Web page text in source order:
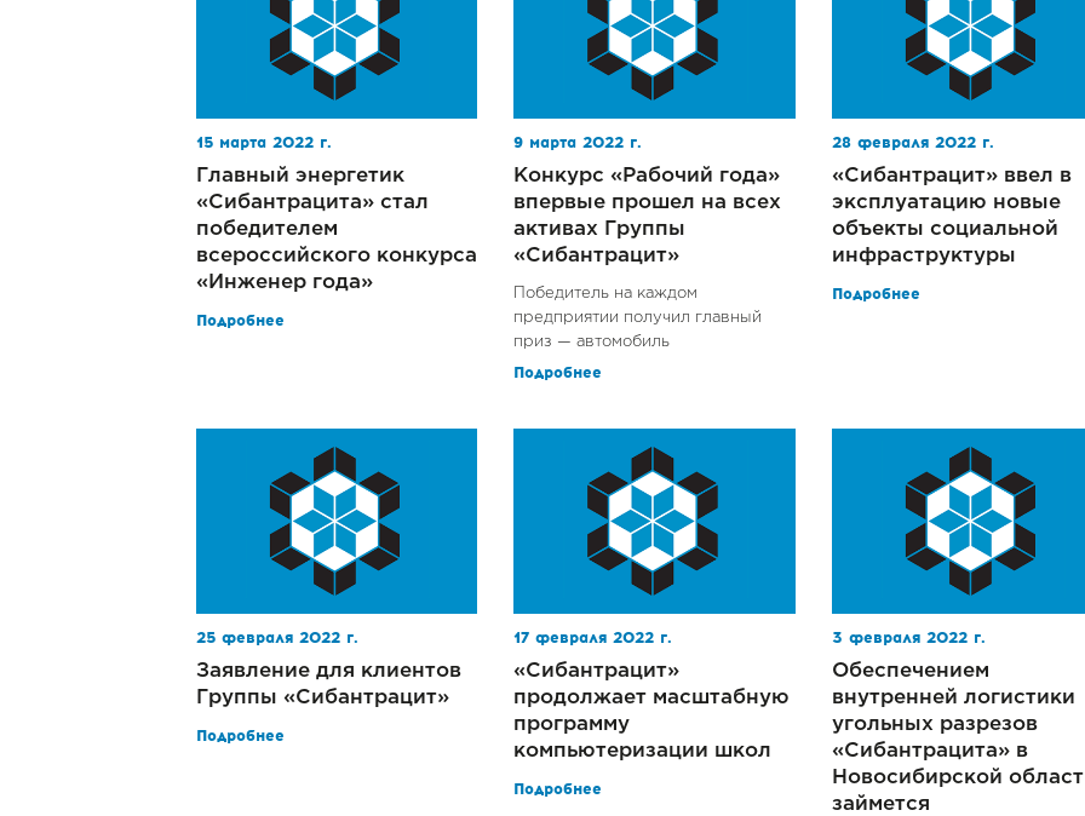
15 марта 2022 г.
Главный энергетик
«Сибантрацита» стал
победителем
всероссийского конкурса
«Инженер года»
Подробнее
9 марта 2022 г.
Конкурс «Рабочий года»
впервые прошел на всех
активах Группы
«Сибантрацит»
Победитель на каждом
предприятии получил главный
приз — автомобиль
Подробнее
28 февраля 2022 г.
«Сибантрацит» ввел в
эксплуатацию новые
объекты социальной
инфраструктуры
Подробнее
25 февраля 2022 г.
Заявление для клиентов
Группы «Сибантрацит»
Подробнее
17 февраля 2022 г.
«Сибантрацит»
продолжает масштабную
программу
компьютеризации школ
Подробнее
3 февраля 2022 г.
Обеспечением
внутренней логистики
угольных разрезов
«Сибантрацита» в
Новосибирской
займется